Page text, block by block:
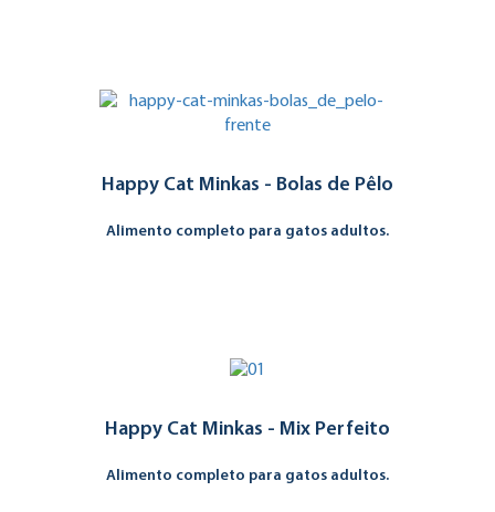
Happy Cat Minkas - Bolas de Pêlo
Alimento completo para gatos adultos.
Happy Cat Minkas - Mix Perfeito
Alimento completo para gatos adultos.